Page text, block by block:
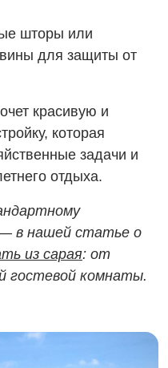
шторы или
для защиты от
красивую и
которая
задачи и
отдыха.
— в нашей статье о
из сарая: от
гостевой комнаты.